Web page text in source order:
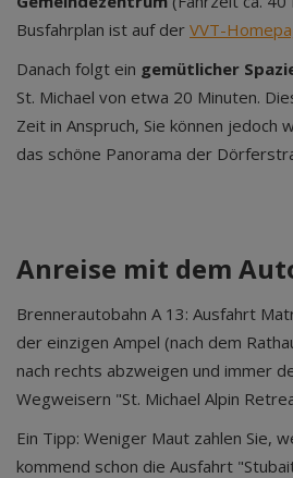
Busfahrplan ist auf der VVT-
Danach folgt ein gemütlicher
St. Michael von etwa 20 Minuten.
Zeit in Anspruch, Sie können jedoch
das schöne Panorama der
Anreise mit dem
Brennerautobahn A 13: Ausfahrt
der einzigen Ampel (nach dem
nach rechts abzweigen und immer
Wegweisern "St. Michael Alpin
Ein Tipp: Weniger Maut zahlen Sie,
kommend schon die Ausfahrt